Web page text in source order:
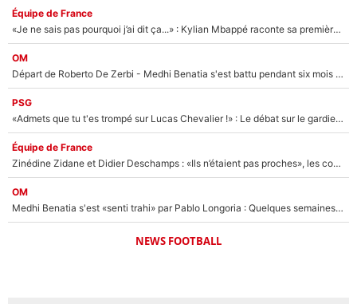
Équipe de France
«Je ne sais pas pourquoi j’ai dit ça...» : Kylian Mbappé raconte sa première rencontre avec Zinédine Zidane (et c’est très drôle)
OM
Départ de Roberto De Zerbi - Medhi Benatia s'est battu pendant six mois pour le retenir à l'OM, le PSG a été le naufrage de trop : «Je pars avec toi»
PSG
«Admets que tu t'es trompé sur Lucas Chevalier !» : Le débat sur le gardien du PSG vire au clash à l'After Foot
Équipe de France
Zinédine Zidane et Didier Deschamps : «Ils n’étaient pas proches», les confidences d’un membre de l’équipe de France 1998 sur leur relation spéciale
OM
Medhi Benatia s'est «senti trahi» par Pablo Longoria : Quelques semaines après son départ, l'ancien directeur de football de l'OM règle ses comptes
NEWS FOOTBALL